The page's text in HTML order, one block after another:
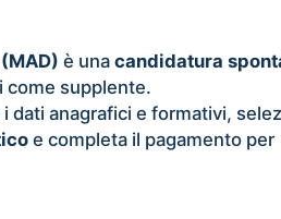
è unacandidatura
come supplente.
dati anagrafici e formativi,
e completa il pagamento per